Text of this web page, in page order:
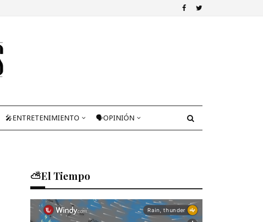
🎤ENTRETENIMIENTO 🗣OPINIÓN
⛅El Tiempo